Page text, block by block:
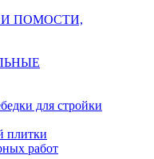
ПОМОСТИ,
для стройки
плитки
работ